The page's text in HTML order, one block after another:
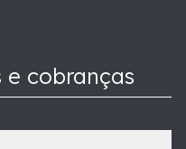
cobranças